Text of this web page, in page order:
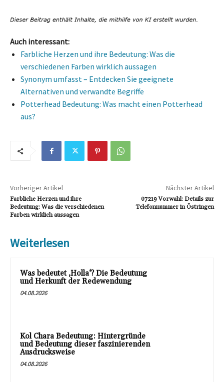
Auch interessant:
Farbliche Herzen und ihre Bedeutung: Was die
verschiedenen Farben wirklich aussagen
Synonym umfasst – Entdecken Sie geeignete
Alternativen und verwandte Begriffe
Potterhead Bedeutung: Was macht einen Potterhead
aus?
Vorheriger Artikel
Farbliche Herzen und ihre
Bedeutung: Was die verschiedenen
Farben wirklich aussagen
Nächster Artikel
07219 Vorwahl: Details zur
Telefonnummer in Östringen
Weiterlesen
Was bedeutet ‚Holla‘? Die Bedeutung
und Herkunft der Redewendung
04.08.2026
Kol Chara Bedeutung: Hintergründe
und Bedeutung dieser faszinierenden
Ausdrucksweise
04.08.2026